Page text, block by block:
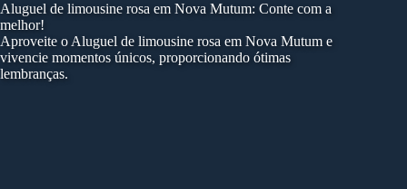
Aluguel de limousine rosa em Nova Mutum: Conte com a
melhor!
Aproveite o Aluguel de limousine rosa em Nova Mutum e
vivencie momentos únicos, proporcionando ótimas
lembranças.